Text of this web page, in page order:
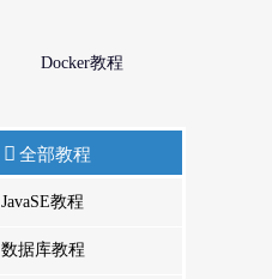
Docker教程
全部教程
JavaSE教程
数据库教程